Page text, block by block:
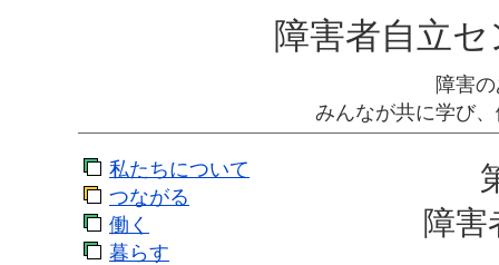
障害者自立
障害
みんなが共に学び
私たちについて
つながる
働く
暮らす
障